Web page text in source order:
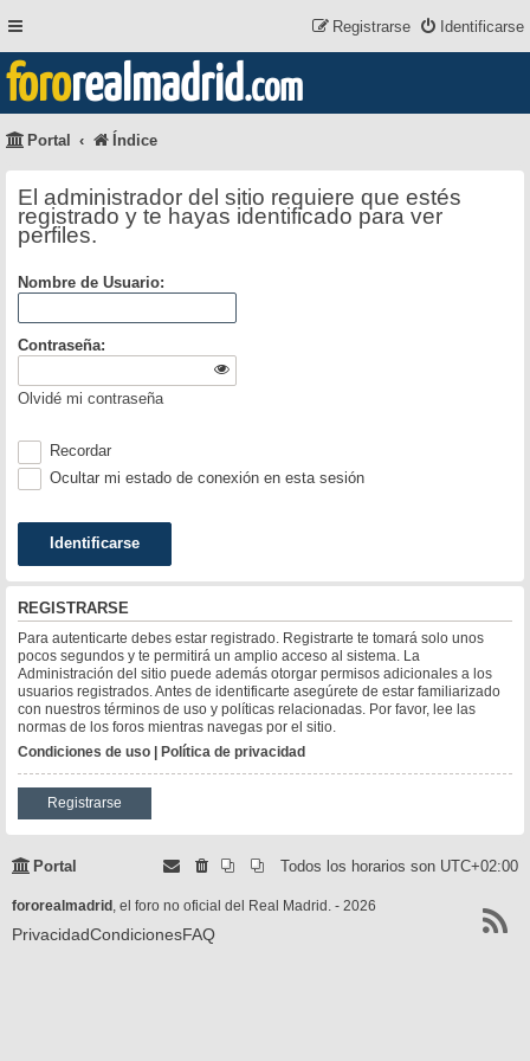
Identificarse
Registrarse
fororealmadrid.com
Portal Índice
El administrador del sitio requiere que estés
registrado y te hayas identificado para ver
perfiles.
Nombre de Usuario:
Contraseña:
Olvidé mi contraseña
Recordar
Ocultar mi estado de conexión en esta sesión
REGISTRARSE
Para autenticarte debes estar registrado. Registrarte te tomará solo unos
pocos segundos y te permitirá un amplio acceso al sistema. La
Administración del sitio puede además otorgar permisos adicionales a los
usuarios registrados. Antes de identificarte asegúrete de estar familiarizado
con nuestros términos de uso y políticas relacionadas. Por favor, lee las
normas de los foros mientras navegas por el sitio.
Condiciones de uso | Política de privacidad
Registrarse
Portal Todos los horarios son UTC+02:00
fororealmadrid , el foro no oficial del Real Madrid. - 2026
PrivacidadCondicionesFAQ